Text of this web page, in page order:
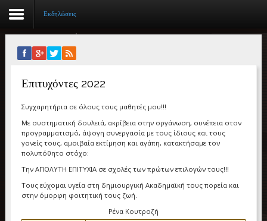
Αρχική
Βιογραφικό
Συγγραφικό έργο
Εργασίες
Ιστορίες Επιτυχίας
Επιτυχόντες
Εκδηλώσεις
Επιτυχόντες 2022
Συγχαρητήρια σε όλους τους μαθητές μου!!!
Με συστηματική δουλειά, ακρίβεια στην οργάνωση, συνέπεια στον
προγραμματισμό, άψογη συνεργασία με τους ίδιους και τους
γονείς τους, αμοιβαία εκτίμηση και αγάπη, κατακτήσαμε τον
πολυπόθητο στόχο:
Την ΑΠΟΛΥΤΗ ΕΠΙΤΥΧΙΑ σε σχολές των πρώτων επιλογών τους!!!
Τους εύχομαι υγεία στη δημιουργική Ακαδημαϊκή τους πορεία και
στην όμορφη φοιτητική τους ζωή.
Ρένα Κουτροζή